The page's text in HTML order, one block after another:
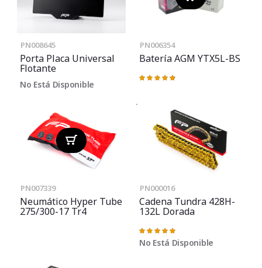
PN008645
Porta Placa Universal
Flotante
No Está Disponible
PN006354
Batería AGM YTX5L-BS
Valoración:
PN007339
Neumático Hyper Tube
275/300-17 Tr4
PN000016
Cadena Tundra 428H-
132L Dorada
Valoración:
100%
No Está Disponible